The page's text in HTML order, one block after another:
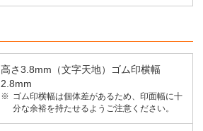
高さ3.8mm（文字天地）ゴム印横幅
2.8mm
ゴム印横幅は個体差があるため、印面幅に十
分な余裕を持たせるようご注意ください。